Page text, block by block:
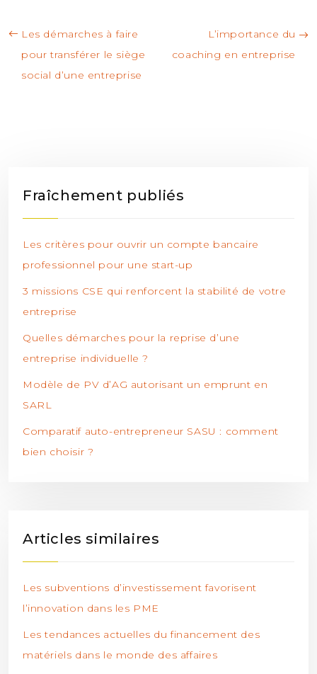
Les démarches à faire
pour transférer le siège
social d’une entreprise
L’importance du
coaching en entreprise
Fraîchement publiés
Les critères pour ouvrir un compte bancaire
professionnel pour une start-up
3 missions CSE qui renforcent la stabilité de votre
entreprise
Quelles démarches pour la reprise d’une
entreprise individuelle ?
Modèle de PV d’AG autorisant un emprunt en
SARL
Comparatif auto-entrepreneur SASU : comment
bien choisir ?
Articles similaires
Les subventions d’investissement favorisent
l’innovation dans les PME
Les tendances actuelles du financement des
matériels dans le monde des affaires